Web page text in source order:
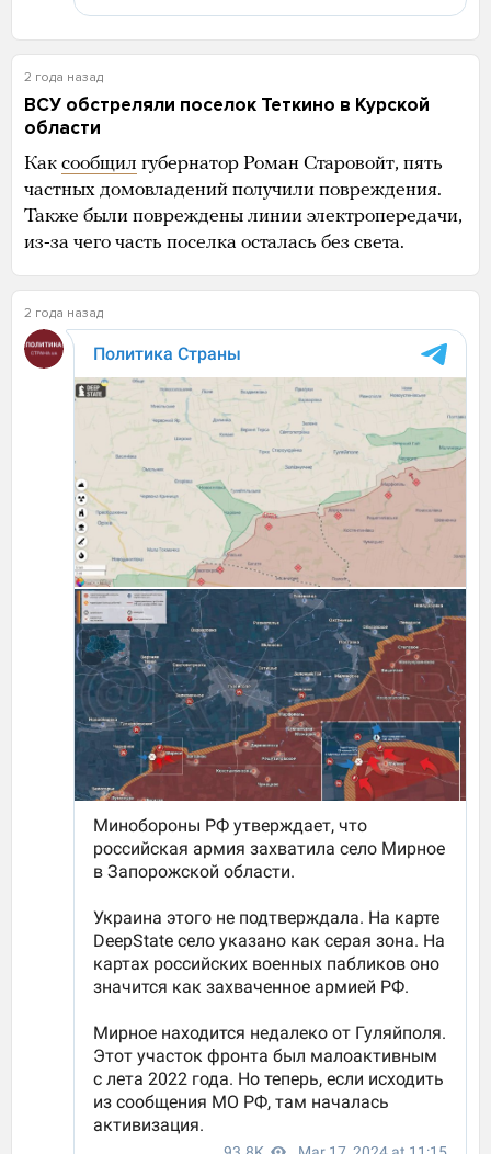
2 года назад
ВСУ обстреляли поселок Теткино в Курской
области
Как сообщил губернатор Роман Старовойт, пять
частных домовладений получили повреждения.
Также были повреждены линии электропередачи,
из-за чего часть поселка осталась без света.
2 года назад